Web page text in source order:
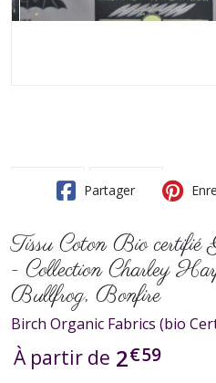
Partager
Tissu Coton Bio
- Collection Charley
Bullfrog, Bonfire
Birch Organic Fabrics (bio
À partir de 2€59